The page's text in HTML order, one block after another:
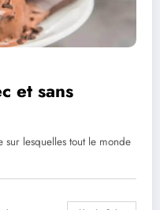
et sans
lesquelles tout le monde